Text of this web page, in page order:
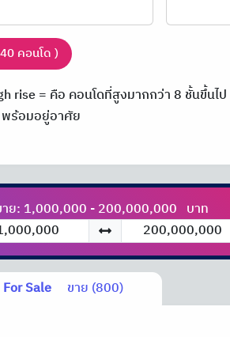
คอนโด )
rise = คือ คอนโดที่สูงมากกว่า 8 ชั้นขึ้นไป
พร้อมอยู่อาศัย
ย: 1,000,000 - 200,000,000 บาท
For Sale ขาย (800)